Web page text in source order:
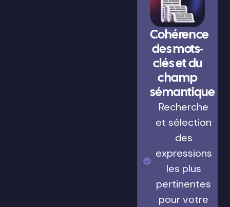
Cohérence
des mots-
clés et du
champ
sémantique
Recherche
et sélection
des
expressions
les plus
pertinentes
pour votre